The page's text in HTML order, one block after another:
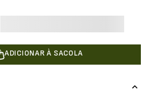
ADICIONAR À SACOLA